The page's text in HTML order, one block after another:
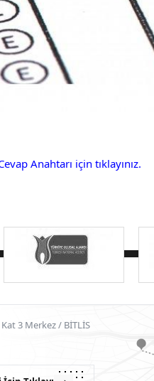
Anahtarı için tıklayınız.
3 Merkez / BİTLİS